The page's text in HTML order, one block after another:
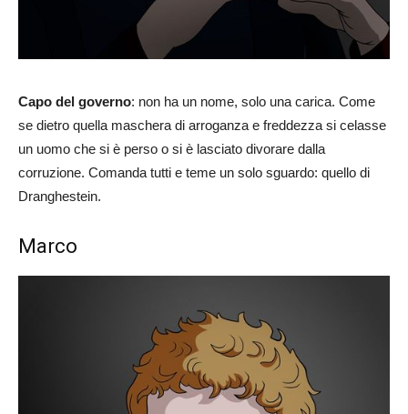
Capo del governo: non ha un nome, solo una carica. Come
se dietro quella maschera di arroganza e freddezza si celasse
un uomo che si è perso o si è lasciato divorare dalla
corruzione. Comanda tutti e teme un solo sguardo: quello di
Dranghestein.
Marco